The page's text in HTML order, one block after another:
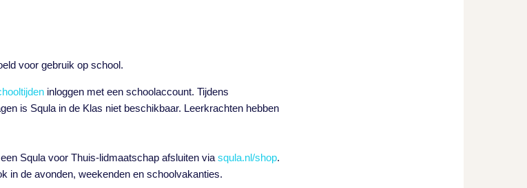
voor gebruik op school.
inloggen met een schoolaccount. Tijdens
is Squla in de Klas niet beschikbaar. Leerkrachten hebben
Squla voor Thuis-lidmaatschap afsluiten via squla.nl/shop.
in de avonden, weekenden en schoolvakanties.